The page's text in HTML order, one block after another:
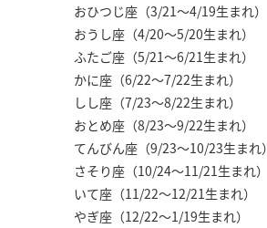
おひつじ座（3/21～4/19生まれ）
おうし座（4/20～5/20生まれ）
ふたご座（5/21～6/21生まれ）
かに座（6/22～7/22生まれ）
しし座（7/23～8/22生まれ）
おとめ座（8/23～9/22生まれ）
てんびん座（9/23～10/23生まれ）
さそり座（10/24～11/21生まれ）
いて座（11/22～12/21生まれ）
やぎ座（12/22～1/19生まれ）